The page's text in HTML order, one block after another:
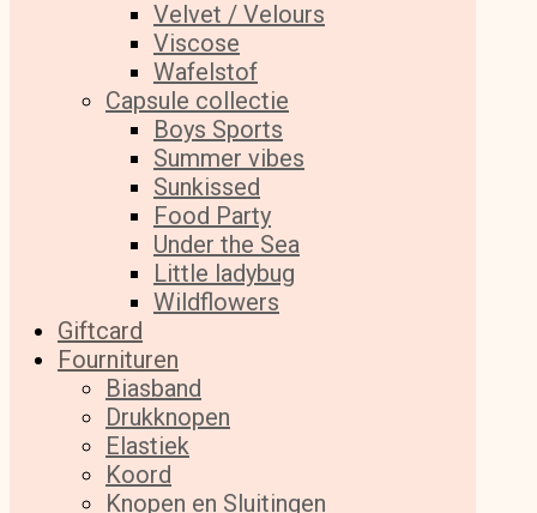
Velvet / Velours
Viscose
Wafelstof
Capsule collectie
Boys Sports
Summer vibes
Sunkissed
Food Party
Under the Sea
Little ladybug
Wildflowers
Giftcard
Fournituren
Biasband
Drukknopen
Elastiek
Koord
Knopen en Sluitingen